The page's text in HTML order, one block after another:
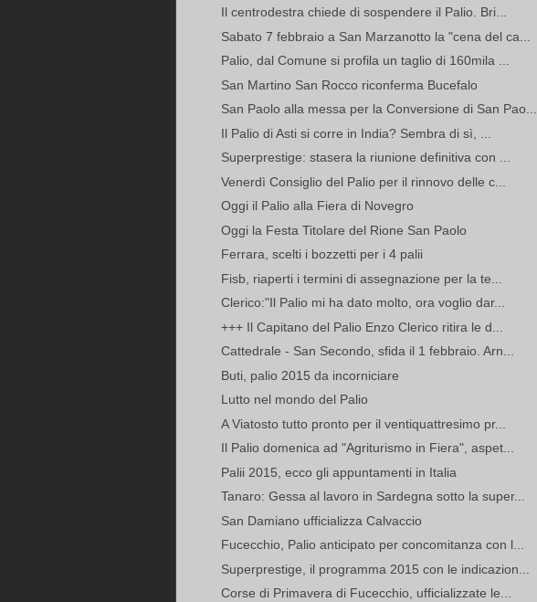
Il centrodestra chiede di sospendere il Palio. Bri...
Sabato 7 febbraio a San Marzanotto la "cena del ca...
Palio, dal Comune si profila un taglio di 160mila ...
San Martino San Rocco riconferma Bucefalo
San Paolo alla messa per la Conversione di San Pao...
Il Palio di Asti si corre in India? Sembra di sì, ...
Superprestige: stasera la riunione definitiva con ...
Venerdì Consiglio del Palio per il rinnovo delle c...
Oggi il Palio alla Fiera di Novegro
Oggi la Festa Titolare del Rione San Paolo
Ferrara, scelti i bozzetti per i 4 palii
Fisb, riaperti i termini di assegnazione per la te...
Clerico:"Il Palio mi ha dato molto, ora voglio dar...
+++ Il Capitano del Palio Enzo Clerico ritira le d...
Cattedrale - San Secondo, sfida il 1 febbraio. Arn...
Buti, palio 2015 da incorniciare
Lutto nel mondo del Palio
A Viatosto tutto pronto per il ventiquattresimo pr...
Il Palio domenica ad "Agriturismo in Fiera", aspet...
Palii 2015, ecco gli appuntamenti in Italia
Tanaro: Gessa al lavoro in Sardegna sotto la super...
San Damiano ufficializza Calvaccio
Fucecchio, Palio anticipato per concomitanza con l...
Superprestige, il programma 2015 con le indicazion...
Corse di Primavera di Fucecchio, ufficializzate le...